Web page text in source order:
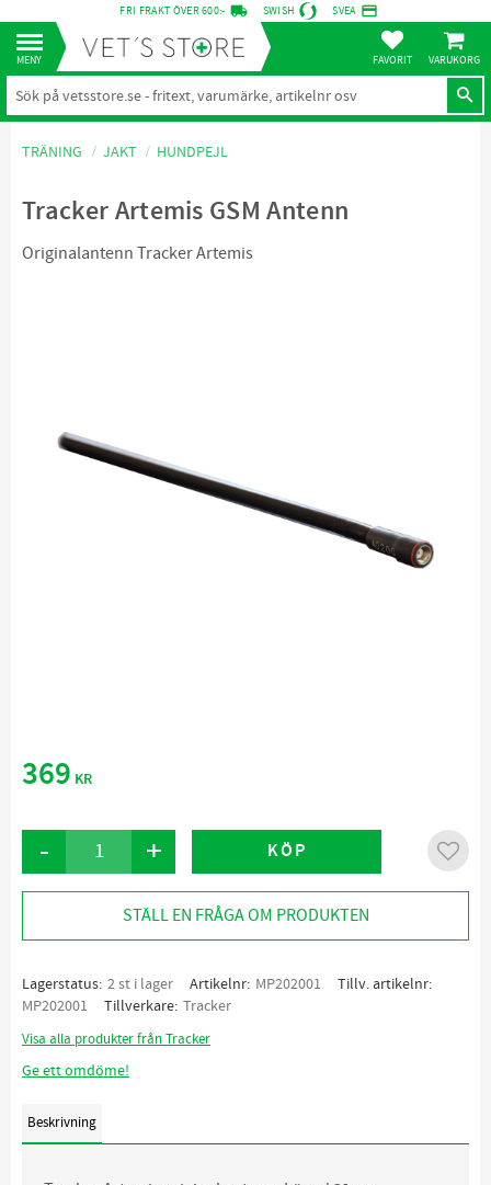
Meny
FRI FRAKT ÖVER 600:- local_shipping SWISH SVEA credit_card
FAVORITER
TRÄNING JAKT HUNDPEJL
Tracker Artemis GSM Antenn
Originalantenn Tracker Artemis
369 KR
+
- KÖP Lägg
STÄLL EN FRÅGA OM PRODUKTEN
Lagerstatus 2 st i lager Artikelnr MP202001
Tillv. artikelnr
MP202001
Tillverkare Tracker
Visa alla produkter från Tracker
Ge ett omdöme!
Beskrivning